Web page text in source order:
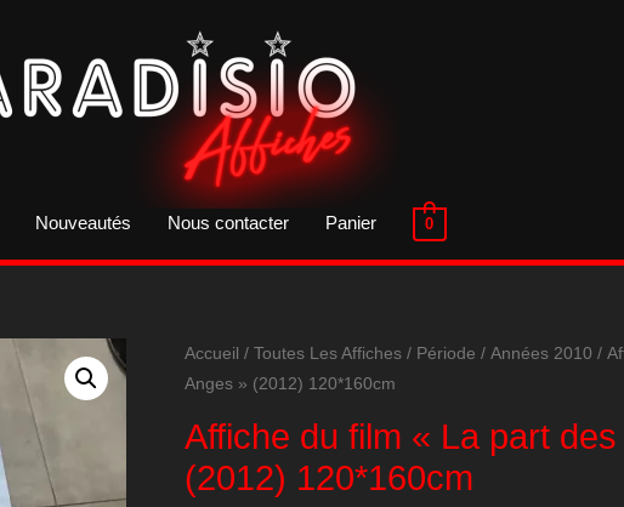
Nouveautés Nous contacter Panier 0
Accueil / Toutes Les Affiches / Période / Années 2010 /
Anges » (2012) 120*160cm
Affiche du film « La part
(2012) 120*160cm